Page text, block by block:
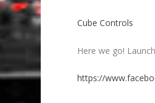
Cube Controls
Here we go!
https://